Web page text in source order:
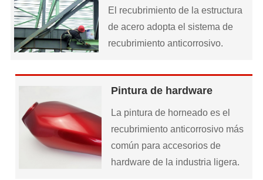
El recubrimiento de la estructura
de acero adopta el sistema de
recubrimiento anticorrosivo.
Pintura de hardware
La pintura de horneado es el
recubrimiento anticorrosivo más
común para accesorios de
hardware de la industria ligera.